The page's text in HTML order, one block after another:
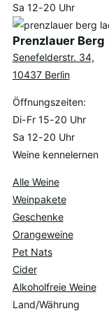
Sa 12-20 Uhr
Prenzlauer Berg
Senefelderstr. 34,
10437 Berlin
Öffnungszeiten:
Di-Fr 15-20 Uhr
Sa 12-20 Uhr
Weine kennelernen
Alle Weine
Weinpakete
Geschenke
Orangeweine
Pet Nats
Cider
Alkoholfreie Weine
Land/Währung